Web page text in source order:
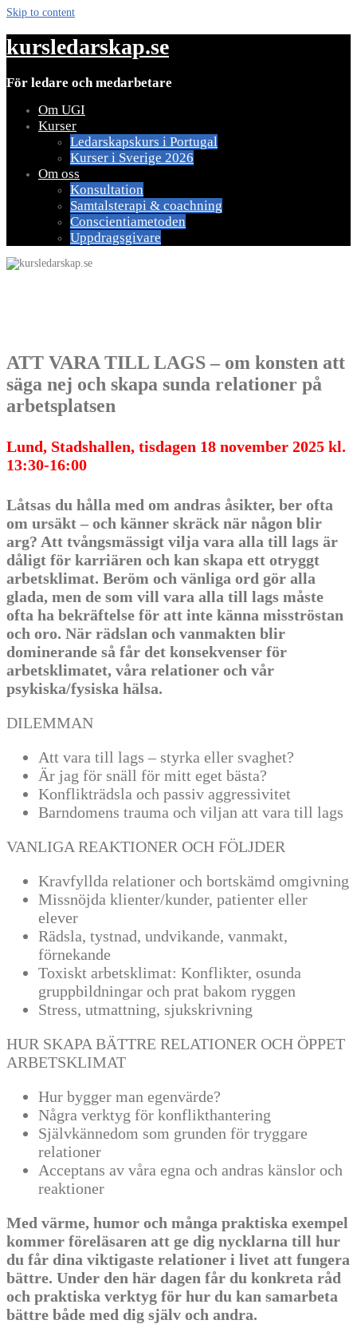
Skip to content
kursledarskap.se
För ledare och medarbetare
Om UGI
Kurser
Ledarskapskurs i Portugal
Kurser i Sverige 2026
Om oss
Konsultation
Samtalsterapi & coachning
Conscientiametoden
Uppdragsgivare
ATT VARA TILL LAGS – om konsten att
säga nej och skapa sunda relationer på
arbetsplatsen
Lund, Stadshallen, tisdagen 18 november 2025 kl.
13:30-16:00
Låtsas du hålla med om andras åsikter, ber ofta
om ursäkt – och känner skräck när någon blir
arg? Att tvångsmässigt vilja vara alla till lags är
dåligt för karriären och kan skapa ett otryggt
arbetsklimat. Beröm och vänliga ord gör alla
glada, men de som vill vara alla till lags måste
ofta ha bekräftelse för att inte känna misströstan
och oro. När rädslan och vanmakten blir
dominerande så får det konsekvenser för
arbetsklimatet, våra relationer och vår
psykiska/fysiska hälsa.
DILEMMAN
Att vara till lags – styrka eller svaghet?
Är jag för snäll för mitt eget bästa?
Konflikträdsla och passiv aggressivitet
Barndomens trauma och viljan att vara till lags
VANLIGA REAKTIONER OCH FÖLJDER
Kravfyllda relationer och bortskämd omgivning
Missnöjda klienter/kunder, patienter eller
elever
Rädsla, tystnad, undvikande, vanmakt,
förnekande
Toxiskt arbetsklimat: Konflikter, osunda
gruppbildningar och prat bakom ryggen
Stress, utmattning, sjukskrivning
HUR SKAPA BÄTTRE RELATIONER OCH ÖPPET
ARBETSKLIMAT
Hur bygger man egenvärde?
Några verktyg för konflikthantering
Självkännedom som grunden för tryggare
relationer
Acceptans av våra egna och andras känslor och
reaktioner
Med värme, humor och många praktiska exempel
kommer föreläsaren att ge dig nycklarna till hur
du får dina viktigaste relationer i livet att fungera
bättre. Under den här dagen får du konkreta råd
och praktiska verktyg för hur du kan samarbeta
bättre både med dig själv och andra.